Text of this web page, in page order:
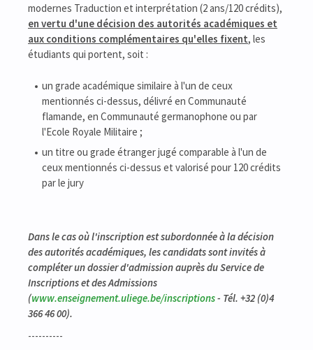
modernes Traduction et interprétation (2 ans/120 crédits),
en vertu d'une décision des autorités académiques et
aux conditions complémentaires qu'elles fixent, les
étudiants qui portent, soit :
un grade académique similaire à l'un de ceux
mentionnés ci-dessus, délivré en Communauté
flamande, en Communauté germanophone ou par
l'Ecole Royale Militaire ;
un titre ou grade étranger jugé comparable à l'un de
ceux mentionnés ci-dessus et valorisé pour 120 crédits
par le jury
Dans le cas où l'inscription est subordonnée à la décision
des autorités académiques, les candidats sont invités à
compléter un dossier d'admission auprès du Service de
Inscriptions et des Admissions
(www.enseignement.uliege.be/inscriptions- Tél. +32 (0)4
366 46 00).
----------